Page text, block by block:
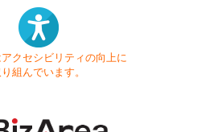
クセシビリティの向上に
組んでいます。